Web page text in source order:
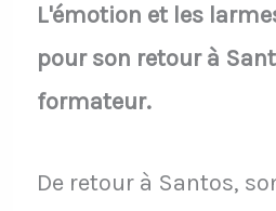
L'émotion et les
pour son retour à
formateur.
De retour à Santos,